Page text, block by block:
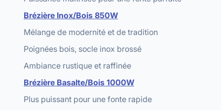
Brézière Inox/Bois 850W
Mélange de modernité et de tradition
Poignées bois, socle inox brossé
Ambiance rustique et raffinée
Brézière Basalte/Bois 1000W
Plus puissant pour une fonte rapide